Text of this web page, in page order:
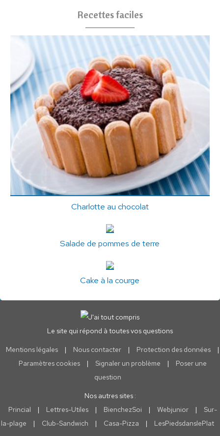
Recettes faciles
Charlotte au chocolat
Salade de pommes de terre
Cake à la courge
Le site qui répond à toutes vos questions
Mentions légales | Nous contacter | Protection des données
|
Paramètres cookies
| Signaler un problème |
Poser une
question
Nos autres sites :
Princial
| Lettres-Utiles | BienchezSoi | Webjunior |
Sur-
la-plage
| Club-Sandwich | Casa-Pizza | LesPiedsdanslePlat